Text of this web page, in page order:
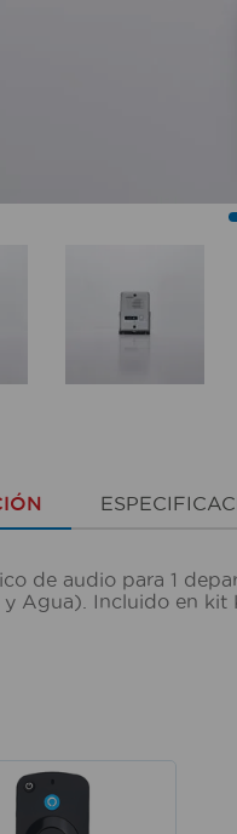
de audio para 1
Agua). Incluido en kit